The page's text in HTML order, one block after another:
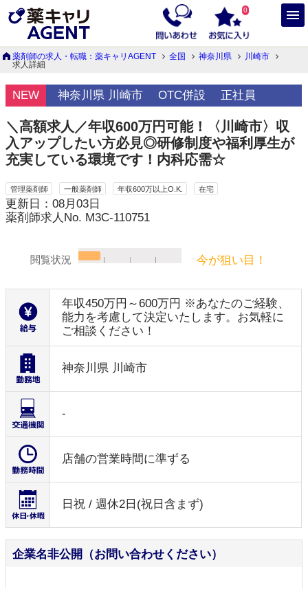
0
薬剤師の求人・転職：薬キャリAGENT 全国 神奈川県
川崎市
求人詳細
NEW 神奈川県 川崎市 OTC併設 正社員
＼高額求人／年収600万円可能！〈川崎市〉収
入アップしたい方必見◎研修制度や福利厚生が
充実している環境です！内科応需☆
管理薬剤師 一般薬剤師 年収600万以上O.K. 在宅
更新日：08月03日
薬剤師求人No. M3C-110751
閲覧状況 今が狙い目！
年収450万円～600万円 ※あなたのご経験、
能力を考慮して決定いたします。お気軽に
ご相談ください！
神奈川県 川崎市
-
店舗の営業時間に準ずる
日祝 / 週休2日(祝日含まず)
企業名非公開（お問い合わせください）